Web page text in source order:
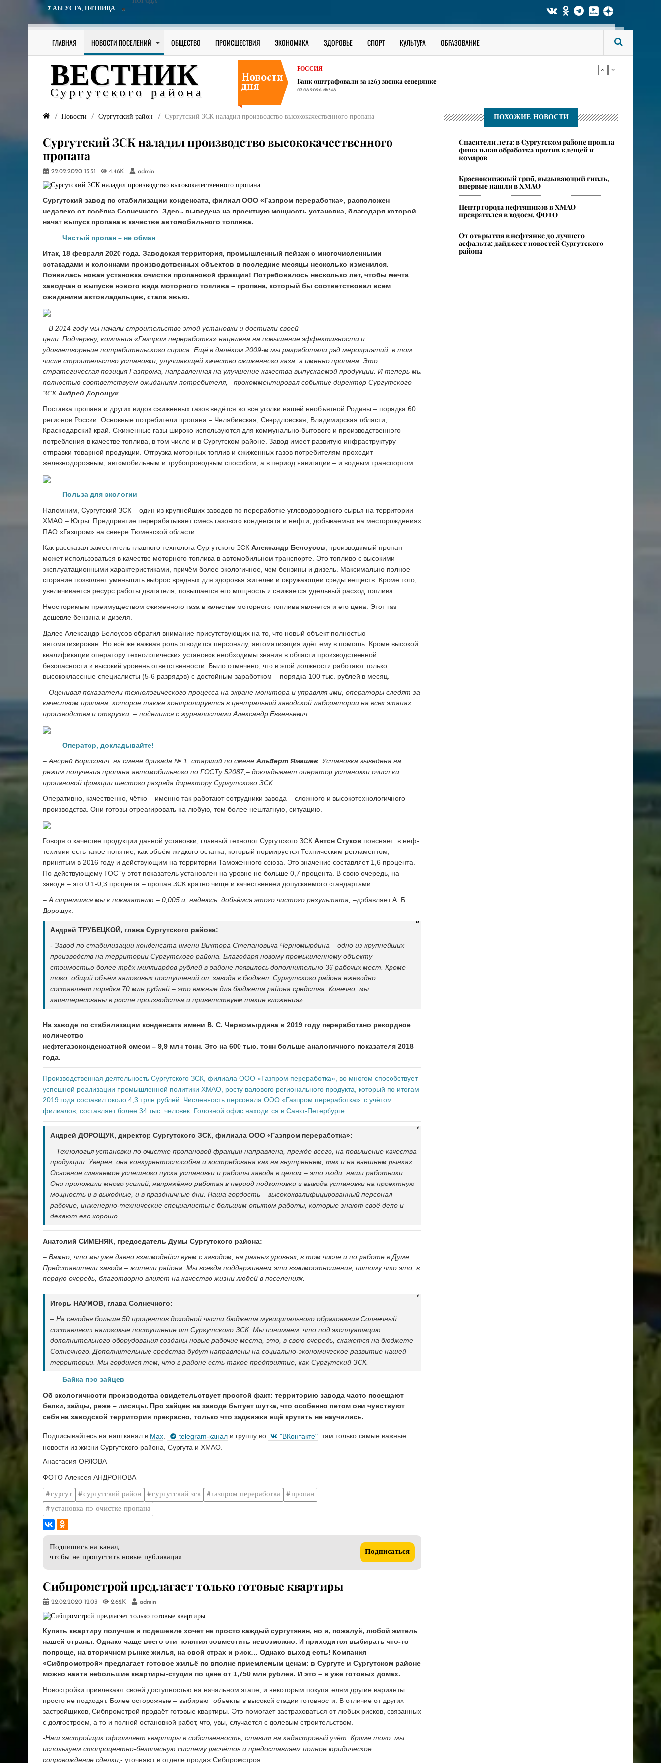
7 АВГУСТА, ПЯТНИЦА
ПОГОДА
ГЛАВНАЯ НОВОСТИ ПОСЕЛЕНИЙ ОБЩЕСТВО ПРОИСШЕСТВИЯ ЭКОНОМИКА ЗДОРОВЬЕ СПОРТ КУЛЬТУРА ОБРАЗОВАНИЕ
ВЕСТНИК
Сургутского района
07.08.2026 311
РОССИЯ
Банк оштрафовали за 1263 звонка северянке
07.08.2026 348
В соседних ХМАО регионах начали появляться опасные ядовитые пауки
Новости Сургутский район ​Сургутский ЗСК наладил производство высококачественного пропана
​Сургутский ЗСК наладил производство высококачественного
пропана
22.02.2020 13:31 4.46K admin
Сургутский завод по стабилизации конденсата, филиал ООО «Газпром переработка», расположен
недалеко от посёлка Солнечного. Здесь выведена на проектную мощность установка, благодаря которой
начат выпуск пропана в качестве автомобильного топлива.
Чистый пропан – не обман
Итак, 18 февраля 2020 года. Заводская территория, промышленный пейзаж с многочисленными
эстакадами и колоннами производственных объектов в последние месяцы несколько изменился.
Появилась новая установка очистки пропановой фракции! Потребовалось несколько лет, чтобы мечта
заводчан о выпуске нового вида моторного топлива – пропана, который бы соответствовал всем
ожиданиям автовладельцев, стала явью.
– В 2014 году мы начали строительство этой установки и достигли своей
цели. Подчеркну, компания «Газпром переработка» нацелена на повышение эффективности и
удовлетворение потребительского спроса. Ещё в далёком 2009-м мы разработали ряд мероприятий, в том
числе строительство установки, улучшающей качество сжиженного газа, а именно пропана. Это
стратегическая позиция Газпрома, направленная на улучшение качества выпускаемой продукции. И теперь мы
полностью соответствуем ожиданиям потребителя, –прокомментировал событие директор Сургутского
ЗСКАндрей Дорощук.
Поставка пропана и других видов сжиженных газов ведётся во все уголки нашей необъятной Родины – порядка 60
регионов России. Основные потребители пропана – Челябинская, Свердловская, Владимирская области,
Краснодарский край. Сжиженные газы широко используются для коммунально-бытового и производственного
потребления в качестве топлива, в том числе и в Сургутском районе. Завод имеет развитую инфраструктуру
отправки товарной продукции. Отгрузка моторных топлив и сжиженных газов потребителям проходит
железнодорожным, автомобильным и трубопроводным способом, а в период навигации – и водным транспортом.
Польза для экологии
Напомним, Сургутский ЗСК – один из крупнейших заводов по переработке углеводородного сырья на территории
ХМАО – Югры. Предприятие перерабатывает смесь газового конденсата и нефти, добываемых на месторождениях
ПАО «Газпром» на севере Тюменской области.
Как рассказал заместитель главного технолога Сургутского ЗСК Александр Белоусов , производимый пропан
может использоваться в качестве моторного топлива в автомобильном транспорте. Это топливо с высокими
эксплуатационными характеристиками, причём более экологичное, чем бензины и дизель. Максимально полное
сгорание позволяет уменьшить выброс вредных для здоровья жителей и окружающей среды веществ. Кроме того,
увеличивается ресурс работы двигателя, повышается его мощность и снижается удельный расход топлива.
Неоспоримым преимуществом сжиженного газа в качестве моторного топ­лива является и его цена. Этот газ
дешевле бензина и дизеля.
Далее Александр Белоусов обратил внимание присутствующих на то, что новый объект полностью
автоматизирован. Но всё же важная роль отводится персоналу, автоматизация идёт ему в помощь. Кроме высокой
квалификации оператору технологических установок необходимы знания в области производственной
безопасности и высокий уровень ответственности. Было отмечено, что в этой должности работают только
высококлассные специалисты (5-6 разрядов) с достойным заработком – порядка 100 тыс. рублей в месяц.
– Оценивая показатели технологического процесса на экране монитора и управляя ими, операторы следят за
качеством пропана, которое также конт­ролируется в центральной заводской лаборатории на всех этапах
производства и отгрузки, – поделился с журналистами Александр Евгеньевич.
Оператор, докладывайте!
– Андрей Борисович, на смене бригада № 1, старший по смене Альберт Ямашев . Установка выведена на
режим получения пропана автомобильного по ГОСТу 52087,– докладывает оператор установки очистки
пропановой фракции шестого разряда директору Сургутского ЗСК.
Оперативно, качественно, чётко – именно так работают сотрудники завода – сложного и высокотехнологичного
производства. Они готовы отреагировать на любую, тем более нештатную, ситуацию.
Говоря о качестве продукции данной установки, главный технолог Сургутского ЗСК Антон Стуков поясняет: в неф­
техимии есть такое понятие, как объём жидкого остатка, который нормируется Техническим регламентом,
принятым в 2016 году и действующим на территории Таможенного союза. Это значение составляет 1,6 процента.
По действующему ГОСТу этот показатель установлен на уровне не больше 0,7 процента. В свою очередь, на
заводе – это 0,1-0,3 процента – пропан ЗСК кратно чище и качественней допускаемого стандартами.
– А стремимся мы к показателю – 0,005 и, надеюсь, добьёмся этого чистого результата, –добавляет А. Б.
Дорощук.
Андрей ТРУБЕЦКОЙ, глава Сургутского района:
- Завод по стабилизации конденсата имени Виктора Степановича Черномырдина – одно из крупнейших
производств на территории Сургутского района. Благодаря новому промышленному объекту
стоимостью более трёх миллиардов рублей в районе появилось дополнительно 36 рабочих мест. Кроме
того, общий объём налоговых поступлений от завода в бюджет Сургутского района ежегодно
составляет порядка 70 млн рублей – это важные для бюджета района средства. Конечно, мы
заинтересованы в росте производства и приветствуем такие вложения».
На заводе по стабилизации конденсата имени В. С. Черномырдина в 2019 году переработано рекордное
количество
нефтегазоконденсатной смеси – 9,9 млн тонн. Это на 600 тыс. тонн больше аналогичного показателя 2018
года.
Производственная деятельность Сургутского ЗСК, филиала ООО «Газпром переработка», во многом способствует
успешной реализации промышленной политики ХМАО, росту валового регионального продукта, который по итогам
2019 года составил около 4,3 трлн рублей. Численность персонала ООО «Газпром переработка», с учётом
филиалов, составляет более 34 тыс. человек. Головной офис находится в Санкт-Петербурге.
Андрей ДОРОЩУК, директор Сургутского ЗСК, филиала ООО «Газпром переработка»:
– Технология установки по очистке пропановой фракции направлена, прежде всего, на повышение качества
продукции. Уверен, она конкурентоспособна и востребована как на внутреннем, так и на внешнем рынках.
Основное слагаемое успешного пуска установки и работы завода в целом – это люди, наши работники.
Они приложили много усилий, напряжённо работая в период подготовки и вывода установки на проектную
мощность и в выходные, и в праздничные дни. Наша гордость – высококвалифицированный персонал –
рабочие, инженерно-технические специалисты с большим опытом работы, которые знают своё дело и
делают его хорошо.
Анатолий СИМЕНЯК, председатель Думы Сургутского района:
– Важно, что мы уже давно взаимодействуем с заводом, на разных уровнях, в том числе и по работе в Думе.
Представители завода – жители района. Мы всегда поддерживаем эти взаимоотношения, потому что это, в
первую очередь, благотворно влияет на качество жизни людей в поселениях.
Игорь НАУМОВ, глава Солнечного:
– На сегодня больше 50 процентов доходной части бюджета муниципального образования Солнечный
составляют налоговые поступление от Сургутского ЗСК. Мы понимаем, что под эксплуатацию
дополнительного оборудования созданы новые рабочие места, это, в свою очередь, скажется на бюджете
Солнечного. Дополнительные средства будут направлены на социально-экономическое развитие нашей
территории. Мы гордимся тем, что в районе есть такое предприятие, как Сургутский ЗСК.
Байка про зайцев
Об экологичности производства свидетельствует прос­той факт: территорию завода часто посещают
белки, зай­цы, реже – лисицы. Про зайцев на заводе бытует шутка, что особенно летом они чувствуют
себя на заводской территории прекрасно, только что задвижки ещё крутить не научились.
Подписывайтесь на наш канал в Max, telegram-канал и группу во "ВКонтакте": там только самые важные
новости из жизни Сургутского района, Сургута и ХМАО.
Анастасия ОРЛОВА
ФОТО Алексея АНДРОНОВА
сургут сургутский район сургутский зск газпром переработка
пропан
установка по очистке пропана
Подпишись на канал,
чтобы не пропустить новые публикации
Подписаться
​Сибпромстрой предлагает только готовые квартиры
22.02.2020 12:03 2.62K admin
Купить квартиру получше и подешевле хочет не просто каждый сургутянин, но и, пожалуй, любой житель
нашей страны. Однако чаще всего эти понятия совместить невозможно. И приходится выбирать что-то
попроще, на вторичном рынке жилья, на свой страх и риск… Однако выход есть! Компания
«Сибпромстрой» предлагает готовое жильё по вполне приемлемым ценам: в Сургуте и Сургутском районе
можно найти небольшие квартиры-студии по цене от 1,750 млн рублей. И это – в уже готовых домах.
Новостройки привлекают своей доступностью на начальном этапе, и некоторым покупателям другие варианты
просто не подходят. Более осторожные – выбирают объекты в высокой стадии готовности. В отличие от других
застройщиков, Сибпромстрой продаёт готовые квартиры. Это помогает застраховаться от любых рисков, связанных
с долгостроем, а то и полной остановкой работ, что, увы, случается с долевым строительством.
-Наш застройщик оформляет квартиры в собственность, ставит на кадастровый учёт. Кроме того, мы
используем стопроцентно-безопасную систему расчётов и предоставляем полное юридическое
сопровождение сделки, - уточняют в отделе продаж Сибпромстроя.
ПОХОЖИЕ НОВОСТИ
Спасители лета: в Сургутском районе прошла
финальная обработка против клещей и
комаров
​Краснокнижный гриб, вызывающий гниль,
впервые нашли в ХМАО
Центр города нефтяников в ХМАО
превратился в водоем. ФОТО
От открытия в нефтянке до лучшего
асфальта: дайджест новостей Сургутского
района